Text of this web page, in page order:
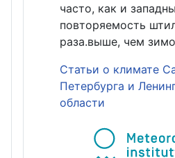
часто, как и
повторяемость
раза.выше, чем
Статьи о климате
Петербурга и
области